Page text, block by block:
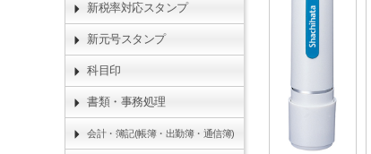
新税率対応スタンプ
新元号スタンプ
科目印
書類・事務処理
会計・簿記(帳簿・出勤簿・通信簿)